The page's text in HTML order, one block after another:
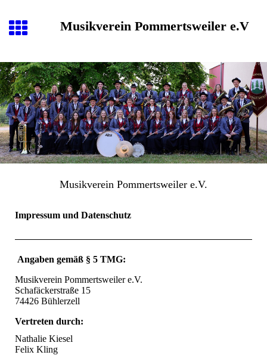
Musikverein Pommertsweiler e.V
Musikverein Pommertsweiler e.V.
Impressum und Datenschutz
Angaben gemäß § 5 TMG:
Musikverein Pommertsweiler e.V.
Schafäckerstraße 15
74426 Bühlerzell
Vertreten durch:
Nathalie Kiesel
Felix Kling